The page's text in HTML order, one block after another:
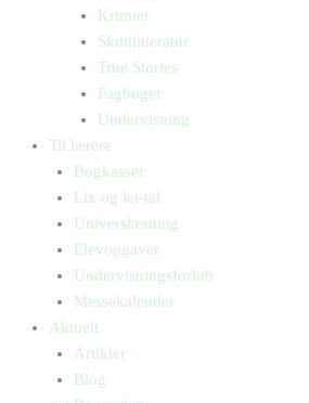
Krimier
Skønlitteratur
True Stories
Fagbøger
Undervisning
Til lærere
Bogkasser
Lix og let-tal
Universlæsning
Elevopgaver
Undervisningsforløb
Messekalender
Aktuelt
Artikler
Blog